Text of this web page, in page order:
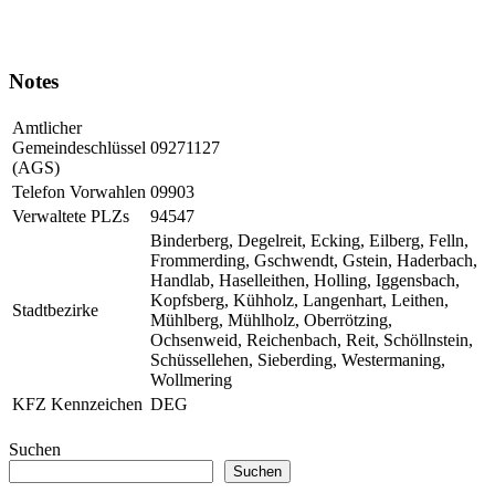
Notes
Amtlicher
Gemeindeschlüssel
(AGS)
09271127
Telefon Vorwahlen 09903
Verwaltete PLZs
94547
Stadtbezirke
Binderberg, Degelreit, Ecking, Eilberg, Felln,
Frommerding, Gschwendt, Gstein, Haderbach,
Handlab, Haselleithen, Holling, Iggensbach,
Kopfsberg, Kühholz, Langenhart, Leithen,
Mühlberg, Mühlholz, Oberrötzing,
Ochsenweid, Reichenbach, Reit, Schöllnstein,
Schüssellehen, Sieberding, Westermaning,
Wollmering
KFZ Kennzeichen DEG
Suchen
Suchen